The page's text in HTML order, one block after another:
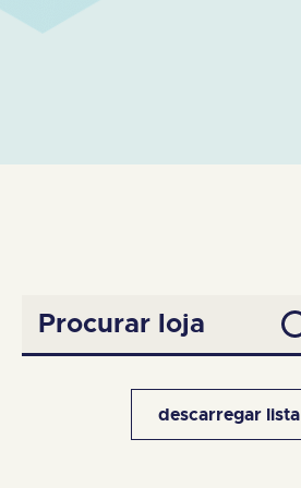
descarregar lista